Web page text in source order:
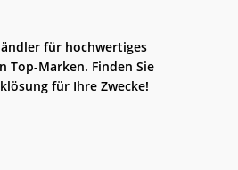
für hochwertiges
Top-Marken. Finden Sie
für Ihre Zwecke!